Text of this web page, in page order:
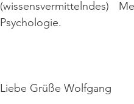
(wissensvermittelndes)
Psychologie.
Liebe Grüße Wolfgang